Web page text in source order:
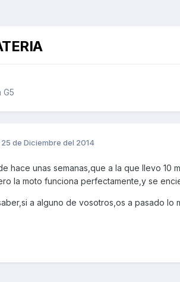
G5
25 de Diciembre del 2014
hace unas semanas,que a la que llevo 10
la moto funciona perfectamente,y se
a alguno de vosotros,os a pasado lo